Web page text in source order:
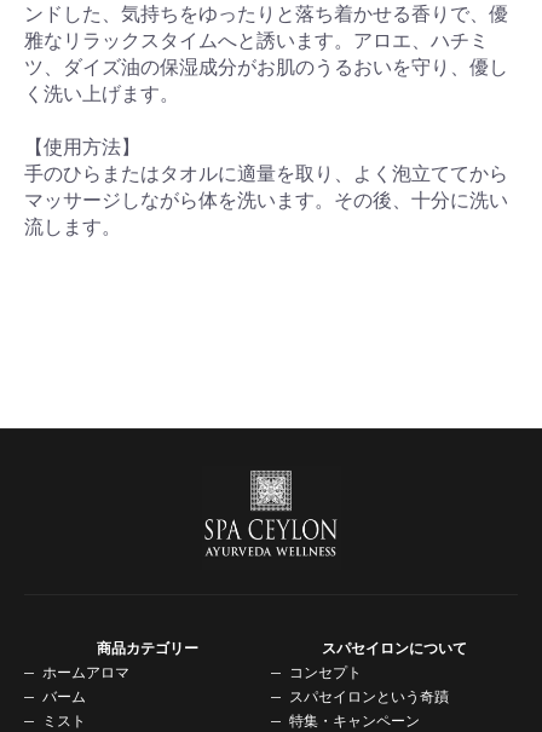
ンドした、気持ちをゆったりと落ち着かせる香りで、優
雅なリラックスタイムへと誘います。アロエ、ハチミ
ツ、ダイズ油の保湿成分がお肌のうるおいを守り、優し
く洗い上げます。
【使用方法】
手のひらまたはタオルに適量を取り、よく泡立ててから
マッサージしながら体を洗います。その後、十分に洗い
流します。
商品カテゴリー
ホームアロマ
バーム
ミスト
スパセイロンについて
コンセプト
スパセイロンという奇蹟
特集・キャンペーン